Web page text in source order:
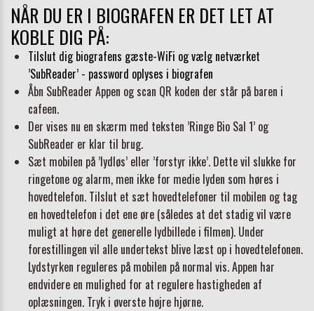
NÅR DU ER I BIOGRAFEN ER DET LET AT
KOBLE DIG PÅ:
Tilslut dig biografens gæste-WiFi og vælg netværket
’SubReader’ - password oplyses i biografen
Åbn SubReader Appen og scan QR koden der står på baren i
cafeen.
Der vises nu en skærm med teksten ’Ringe Bio Sal 1’ og
SubReader er klar til brug.
Sæt mobilen på ’lydløs’ eller ’forstyr ikke’. Dette vil slukke for
ringetone og alarm, men ikke for medie lyden som høres i
hovedtelefon. Tilslut et sæt hovedtelefoner til mobilen og tag
en hovedtelefon i det ene øre (således at det stadig vil være
muligt at høre det generelle lydbillede i filmen). Under
forestillingen vil alle undertekst blive læst op i hovedtelefonen.
Lydstyrken reguleres på mobilen på normal vis. Appen har
endvidere en mulighed for at regulere hastigheden af
oplæsningen. Tryk i øverste højre hjørne.